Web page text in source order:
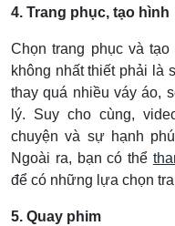
4. Trang phục, tạo hình
Chọn trang phục và
không nhất thiết phải là
thay quá nhiều váy áo,
lý. Suy cho cùng,
chuyện và sự hạnh
Ngoài ra, bạn có thể
để có những lựa chọn
5. Quay phim